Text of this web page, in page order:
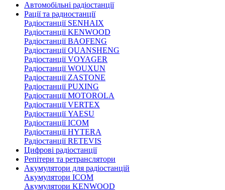
Автомобільні радіостанції
Рації та радиостанції
Радіостанції SENHAIX
Радіостанції KENWOOD
Радіостанції BAOFENG
Радіостанції QUANSHENG
Радіостанції VOYAGER
Радіостанції WOUXUN
Радіостанції ZASTONE
Радіостанції PUXING
Радіостанції MOTOROLA
Радіостанції VERTEX
Радіостанції YAESU
Радіостанції ICOM
Радіостанції HYTERA
Радіостанції RETEVIS
Цифрові радіостанції
Репітери та ретранслятори
Акумулятори для радіостанцій
Акумулятори ICOM
Акумулятори KENWOOD